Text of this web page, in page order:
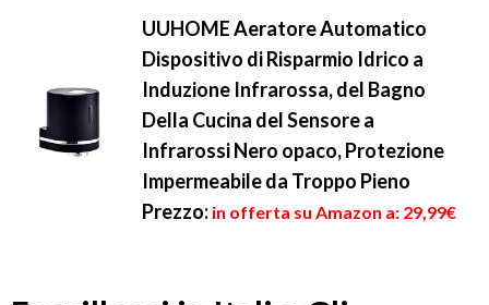
UUHOME Aeratore Automatico
Dispositivo di Risparmio Idrico a
Induzione Infrarossa, del Bagno
Della Cucina del Sensore a
Infrarossi Nero opaco, Protezione
Impermeabile da Troppo Pieno
Prezzo: in offerta su Amazon a: 29,99€